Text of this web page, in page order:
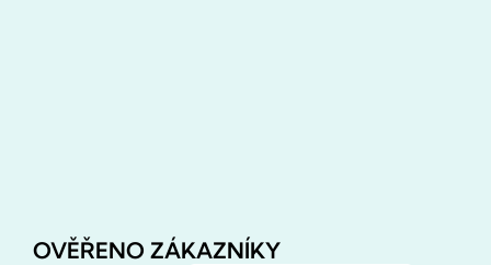
OVĚŘENO ZÁKAZNÍKY